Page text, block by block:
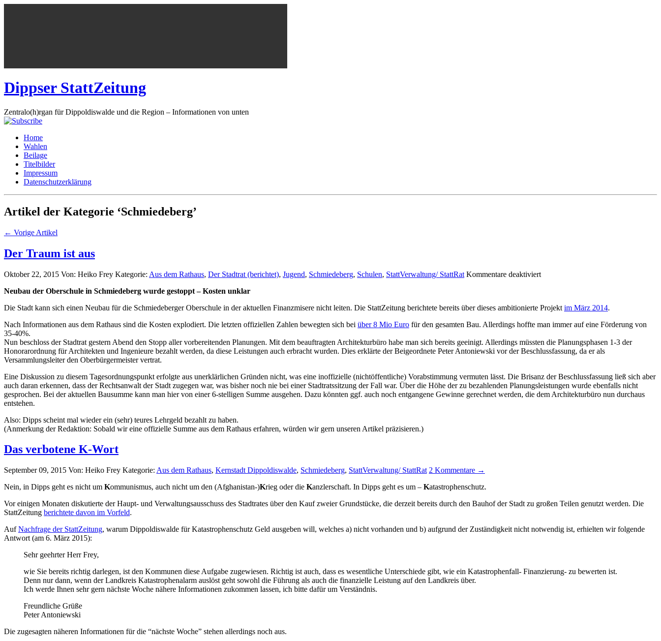
Dippser StattZeitung
Zentralo(h)rgan für Dippoldiswalde und die Region – Informationen von unten
Home
Wahlen
Beilage
Titelbilder
Impressum
Datenschutzerklärung
Artikel der Kategorie ‘Schmiedeberg’
← Vorige Artikel
Der Traum ist aus
Oktober 22, 2015 Von: Heiko Frey Kategorie: Aus dem Rathaus, Der Stadtrat (berichtet), Jugend, Schmiedeberg, Schulen, StattVerwaltung/ StattRat Kommentare deaktiviert
Neubau der Oberschule in Schmiedeberg wurde gestoppt – Kosten unklar
Die Stadt kann sich einen Neubau für die Schmiedeberger Oberschule in der aktuellen Finanzmisere nicht leiten. Die StattZeitung berichtete bereits über dieses ambitionierte Projekt im März 2014.
Nach Informationen aus dem Rathaus sind die Kosten explodiert. Die letzten offiziellen Zahlen bewegten sich bei über 8 Mio Euro für den gesamten Bau. Allerdings hoffte man immer auf eine Förderung von
35-40%.
Nun beschloss der Stadtrat gestern Abend den Stopp aller vorbereitenden Planungen. Mit dem beauftragten Architekturbüro habe man sich bereits geeinigt. Allerdings müssten die Planungsphasen 1-3 der
Honorarordnung für Architekten und Ingenieure bezahlt werden, da diese Leistungen auch erbracht wurden. Dies erklärte der Beigeordnete Peter Antoniewski vor der Beschlussfassung, da er als
Versammlungsleiter den Oberbürgermeister vertrat.
Eine Diskussion zu diesem Tagesordnungspunkt erfolgte aus unerklärlichen Gründen nicht, was eine inoffizielle (nichtöffentliche) Vorabstimmung vermuten lässt. Die Brisanz der Beschlussfassung ließ sich aber
auch daran erkennen, dass der Rechtsanwalt der Stadt zugegen war, was bisher noch nie bei einer Stadtratssitzung der Fall war. Über die Höhe der zu bezahlenden Planungsleistungen wurde ebenfalls nicht
gesprochen. Bei der aktuellen Bausumme kann man hier von einer 6-stelligen Summe ausgehen. Dazu könnten ggf. auch noch entgangene Gewinne gerechnet werden, die dem Architekturbüro nun durchaus
entstehen.
Also: Dipps scheint mal wieder ein (sehr) teures Lehrgeld bezahlt zu haben.
(Anmerkung der Redaktion: Sobald wir eine offizielle Summe aus dem Rathaus erfahren, würden wir gern unseren Artikel präzisieren.)
Das verbotene K-Wort
September 09, 2015 Von: Heiko Frey Kategorie: Aus dem Rathaus, Kernstadt Dippoldiswalde, Schmiedeberg, StattVerwaltung/ StattRat 2 Kommentare →
Nein, in Dipps geht es nicht um Kommunismus, auch nicht um den (Afghanistan-)Krieg oder die Kanzlerschaft. In Dipps geht es um – Katastrophenschutz.
Vor einigen Monaten diskutierte der Haupt- und Verwaltungsausschuss des Stadtrates über den Kauf zweier Grundstücke, die derzeit bereits durch den Bauhof der Stadt zu großen Teilen genutzt werden. Die
StattZeitung berichtete davon im Vorfeld.
AufNachfrage der StattZeitung, warum Dippoldiswalde für Katastrophenschutz Geld ausgeben will, welches a) nicht vorhanden und b) aufgrund der Zuständigkeit nicht notwendig ist, erhielten wir folgende
Antwort (am 6. März 2015):
Sehr geehrter Herr Frey,
wie Sie bereits richtig darlegen, ist den Kommunen diese Aufgabe zugewiesen. Richtig ist auch, dass es wesentliche Unterschiede gibt, wie ein Katastrophenfall- Finanzierung- zu bewerten ist.
Denn nur dann, wenn der Landkreis Katastrophenalarm auslöst geht sowohl die Führung als auch die finanzielle Leistung auf den Landkreis über.
Ich werde Ihnen sehr gern nächste Woche nähere Informationen zukommen lassen, ich bitte dafür um Verständnis.
Freundliche Grüße
Peter Antoniewski
Die zugesagten näheren Informationen für die “nächste Woche” stehen allerdings noch aus.